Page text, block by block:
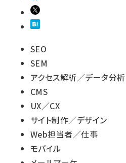
SEO
SEM
アクセス解析／データ分析
CMS
UX／CX
サイト制作／デザイン
Web担当者／仕事
モバイル